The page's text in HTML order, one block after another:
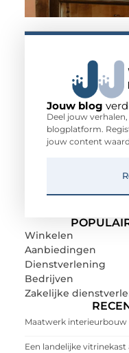
Winkelen
Aanbiedingen
Dienstverlening
Bedrijven
Zakelijke
Maatwerk
Een landelijke
Jouw blog
Deel jouw
blogplatform.
jouw content